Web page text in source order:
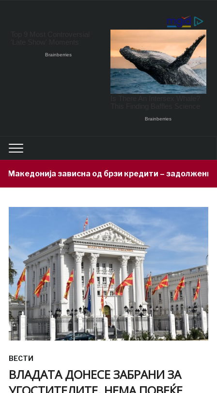
од брзи кредити – задолжени 333 милиони евра
ВЕСТИ
ВЛАДАТА ДОНЕСЕ ЗАБРАНИ ЗА